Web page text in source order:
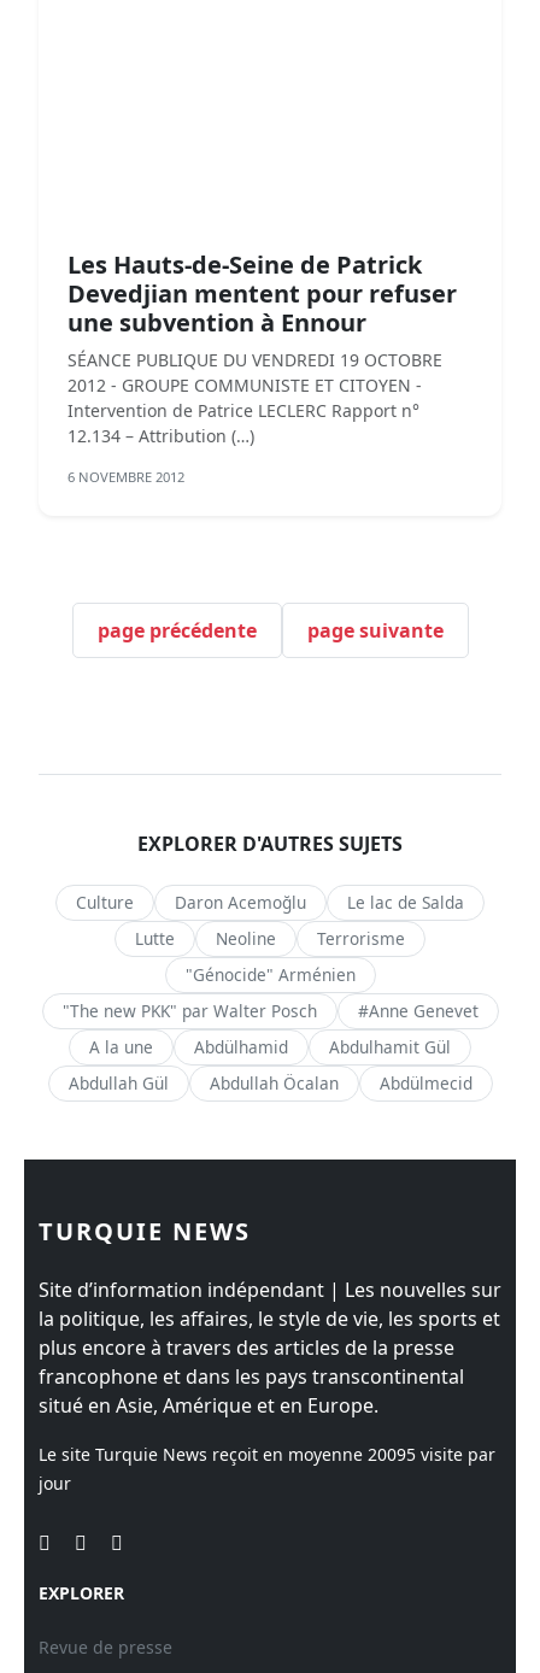
Les Hauts-de-Seine de Patrick
Devedjian mentent pour refuser
une subvention à Ennour
SÉANCE PUBLIQUE DU VENDREDI 19 OCTOBRE
2012 - GROUPE COMMUNISTE ET CITOYEN -
Intervention de Patrice LECLERC Rapport n°
12.134 – Attribution (…)
6 NOVEMBRE 2012
page précédente page suivante
EXPLORER D'AUTRES SUJETS
Culture Daron Acemoğlu
Le lac de Salda
Lutte
Neoline
Terrorisme
"Génocide" Arménien
"The new PKK" par Walter Posch
#Anne Genevet
A la une
Abdülhamid
Abdulhamit Gül
Abdullah Gül
Abdullah Öcalan Abdülmecid
TURQUIE NEWS
Site d’information indépendant | Les nouvelles sur
la politique, les affaires, le style de vie, les sports et
plus encore à travers des articles de la presse
francophone et dans les pays transcontinental
situé en Asie, Amérique et en Europe.
Le site Turquie News reçoit en moyenne 20095 visite par
jour
EXPLORER
Revue de presse